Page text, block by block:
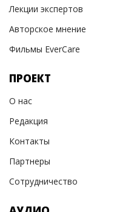
Лекции экспертов
Авторское мнение
Фильмы EverCare
ПРОЕКТ
О нас
Редакция
Контакты
Партнеры
Сотрудничество